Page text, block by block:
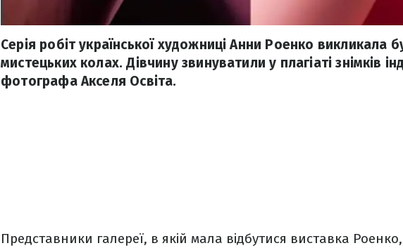
Серія робіт української художниці Анни Роенко викликала
мистецьких колах. Дівчину звинуватили у плагіаті знімків
фотографа Акселя Освіта.
Представники галереї, в якій мала відбутися виставка Роенко,